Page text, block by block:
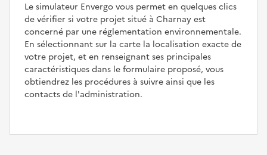
Le simulateur Envergo vous permet en quelques clics
de vérifier si votre projet situé à Charnay est
concerné par une réglementation environnementale.
En sélectionnant sur la carte la localisation exacte de
votre projet, et en renseignant ses principales
caractéristiques dans le formulaire proposé, vous
obtiendrez les procédures à suivre ainsi que les
contacts de l'administration.